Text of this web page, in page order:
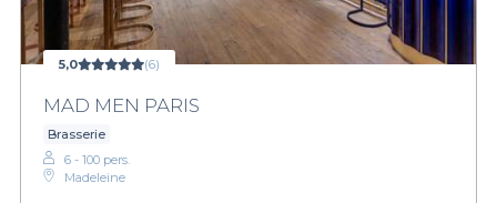
5,0 (6)
MAD MEN PARIS
Brasserie
6 - 100 pers.
Madeleine